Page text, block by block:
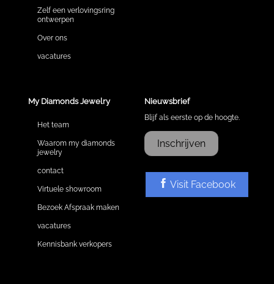
Zelf een verlovingsring
ontwerpen
Over ons
vacatures
My Diamonds Jewelry
Het team
Waarom my diamonds
jewelry
contact
Virtuele showroom
Bezoek Afspraak maken
vacatures
Kennisbank verkopers
Nieuwsbrief
Blijf als eerste op de hoogte.
Inschrijven
Visit Facebook